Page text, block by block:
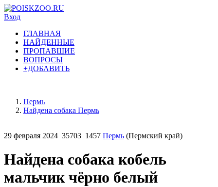
Вход
ГЛАВНАЯ
НАЙДЕННЫЕ
ПРОПАВШИЕ
ВОПРОСЫ
+ДОБАВИТЬ
Пермь
Найдена собака Пермь
29 февраля 2024 35703 1457 Пермь (Пермский край)
Найдена собака кобель
мальчик чёрно белый